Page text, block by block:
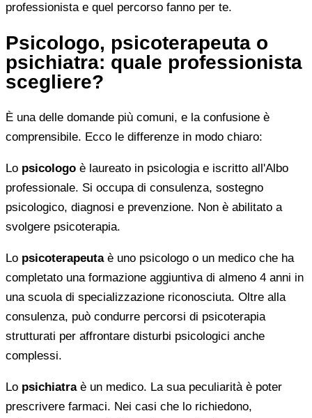
professionista e quel percorso fanno per te.
Psicologo, psicoterapeuta o
psichiatra: quale professionista
scegliere?
È una delle domande più comuni, e la confusione è
comprensibile. Ecco le differenze in modo chiaro:
Lo psicologo è laureato in psicologia e iscritto all'Albo
professionale. Si occupa di consulenza, sostegno
psicologico, diagnosi e prevenzione. Non è abilitato a
svolgere psicoterapia.
Lo psicoterapeutaè uno psicologo o un medico che ha
completato una formazione aggiuntiva di almeno 4 anni in
una scuola di specializzazione riconosciuta. Oltre alla
consulenza, può condurre percorsi di psicoterapia
strutturati per affrontare disturbi psicologici anche
complessi.
Lo psichiatraè un medico. La sua peculiarità è poter
prescrivere farmaci. Nei casi che lo richiedono,